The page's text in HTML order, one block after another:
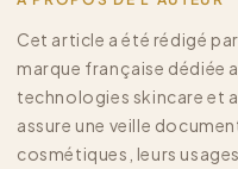
Cet article a été rédigé
marque française dédiée
technologies skincare et
assure une veille
cosmétiques, leurs